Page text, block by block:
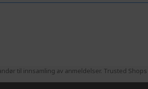
til innsamling av anmeldelser. Trusted